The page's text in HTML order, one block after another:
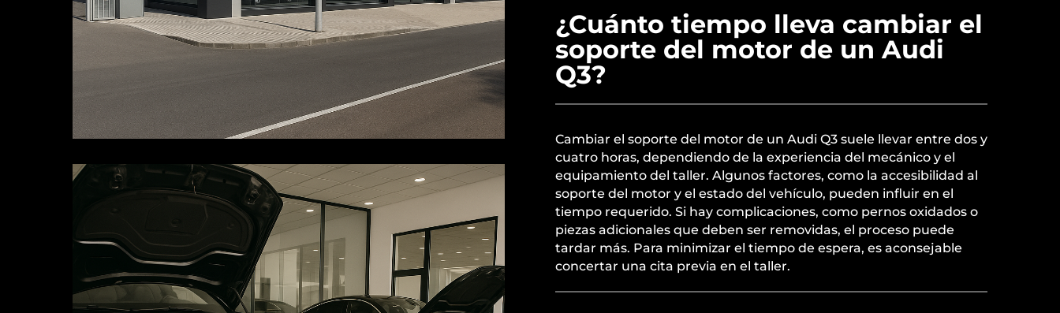
¿Cuánto tiempo lleva cambiar el
soporte del motor de un Audi
Q3?
Cambiar el soporte del motor de un Audi Q3 suele llevar entre dos y
cuatro horas, dependiendo de la experiencia del mecánico y el
equipamiento del taller. Algunos factores, como la accesibilidad al
soporte del motor y el estado del vehículo, pueden influir en el
tiempo requerido. Si hay complicaciones, como pernos oxidados o
piezas adicionales que deben ser removidas, el proceso puede
tardar más. Para minimizar el tiempo de espera, es aconsejable
concertar una cita previa en el taller.